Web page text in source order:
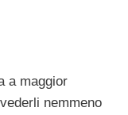
a maggior
nemmeno